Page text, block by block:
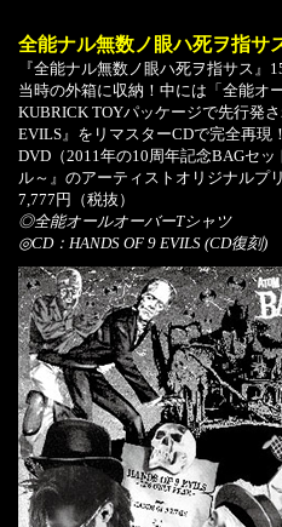
全能ナル無数ノ眼ハ死ヲ指サ
『全能ナル無数ノ眼ハ死ヲ指サス
当時の外箱に収納！中には「全能オ
KUBRICK TOYパッケージで先行発
EVILS』をリマスターCDで完全再
DVD（2011年の10周年記念BAGセ
ル～』のアーティストオリジナルプ
7,777円（税抜）
◎全能オールオーバーTシャツ
◎CD：HANDS OF 9 EVILS (CD復刻)